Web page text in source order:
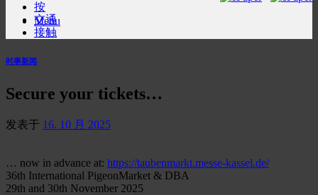
Menu
按
交通
接触
时事新闻
Secure your tickets…
发表于 16. 10 月 2025
… now in advance at: https://taubenmarkt.messe-kassel.de/
36th International PigeonMarket & DBA
29th and 30th November 2025